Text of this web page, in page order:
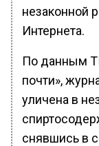
незаконной
Интернета.
По данным
почти»,
уличена в
снявшись в